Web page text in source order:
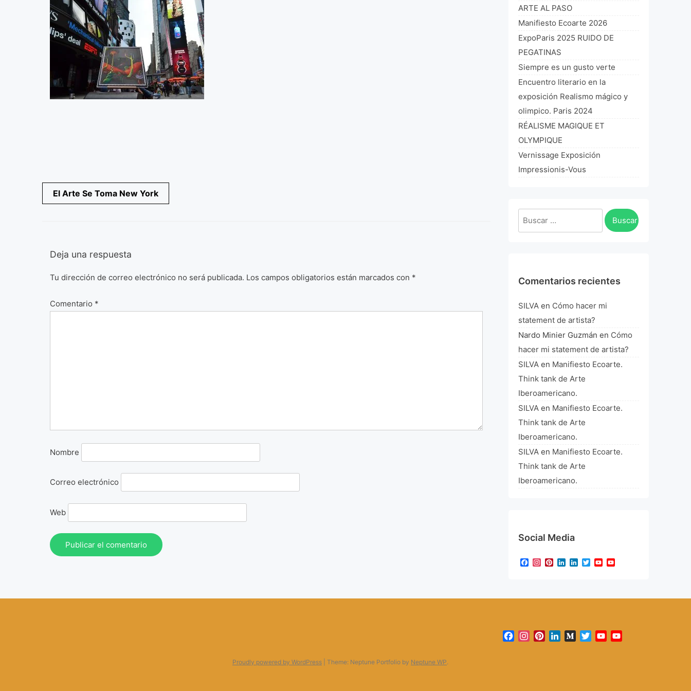
Navegación
de
El Arte Se Toma New York
Deja una respuesta
Tu dirección de correo electrónico no será publicada. Los campos obligatorios están marcados con *
Comentario *
Nombre
Correo electrónico
Web
ARTE AL PASO
Manifiesto Ecoarte 2026
ExpoParis 2025 RUIDO DE
PEGATINAS
Siempre es un gusto verte
Encuentro literario en la
exposición Realismo mágico y
olimpico. Paris 2024
RÉALISME MAGIQUE ET
OLYMPIQUE
Vernissage Exposición
Impressionis-Vous
Buscar:
Comentarios recientes
SILVA en Cómo hacer mi
statement de artista?
Nardo Minier Guzmán en Cómo
hacer mi statement de artista?
SILVA en Manifiesto Ecoarte.
Think tank de Arte
Iberoamericano.
SILVA en Manifiesto Ecoarte.
Think tank de Arte
Iberoamericano.
SILVA en Manifiesto Ecoarte.
Think tank de Arte
Iberoamericano.
Social Media
Facebook
Instagram
Pinterest
LinkedIn
LinkedIn
TwitterYouTube
Facebook
Instagram
PinterestLinkedInMediumTwitterYouTube
Proudly powered by WordPress Theme: Neptune Portfolio by Neptune WP.